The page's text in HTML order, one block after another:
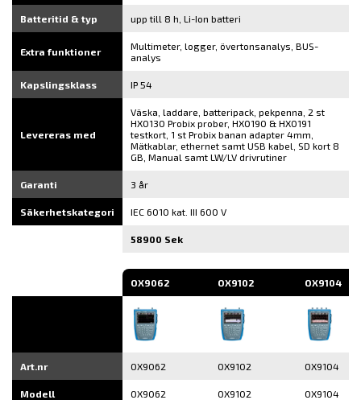
Batteritid & typ upp till 8 h, Li-Ion batteri
Extra funktioner
Multimeter, logger, övertonsanalys, BUS-
analys
Kapslingsklass IP 54
Levereras med
Väska, laddare, batteripack, pekpenna, 2 st
HX0130 Probix prober, HX0190 & HX0191
testkort, 1 st Probix banan adapter 4mm,
Mätkablar, ethernet samt USB kabel, SD kort 8
GB, Manual samt LW/LV drivrutiner
Garanti 3 år
Säkerhetskategori IEC 6010 kat. III 600 V
58900 Sek
OX9062 OX9102 OX9104
Art.nr OX9062 OX9102 OX9104
Modell OX9062 OX9102 OX9104